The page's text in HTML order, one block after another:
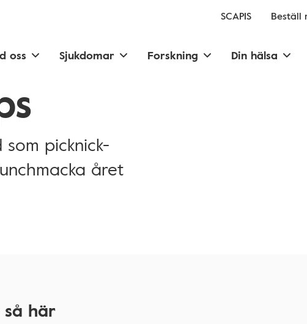
SCAPIS Beställ
oss Sjukdomar Forskning Din hälsa
picknick-
året
här